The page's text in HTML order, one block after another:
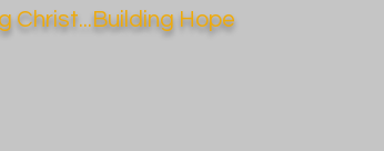
Christ...Building Hope